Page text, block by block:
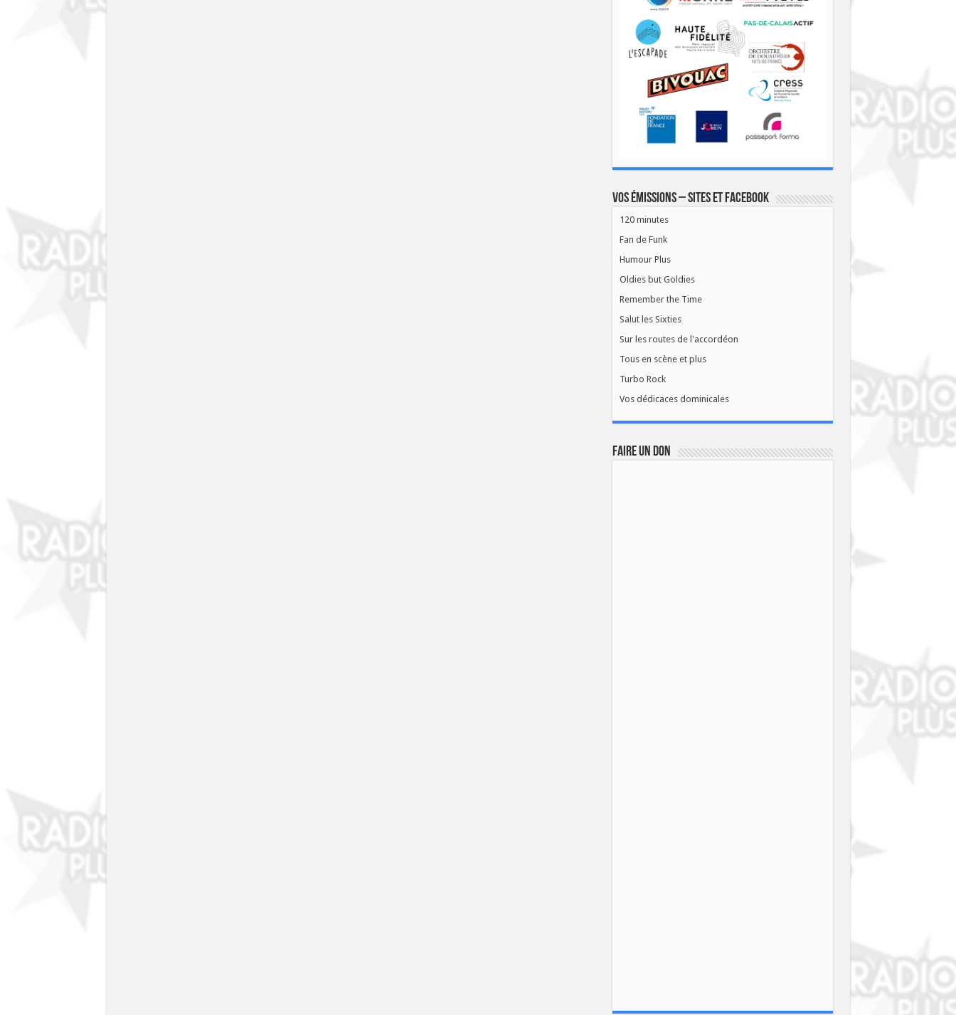
Vos émissions – Sites et Facebook
120 minutes
Fan de Funk
Humour Plus
Oldies but Goldies
Remember the Time
Salut les Sixties
Sur les routes de l'accordéon
Tous en scène et plus
Turbo Rock
Vos dédicaces dominicales
FAIRE UN DON